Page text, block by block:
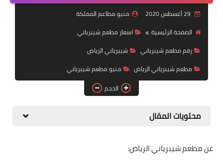
منيو مطاعم المملكة
الصفحة الرئيسية
اسعار مطعم شيبرياني
رقم مطعم شيبرياني
شيبرياني الرياض
مطعم شيبرياني الرياض
منيو مطعم شيبرياني
الحجم
محتويات المقال
عن مطعم شيبرياني الرياض: